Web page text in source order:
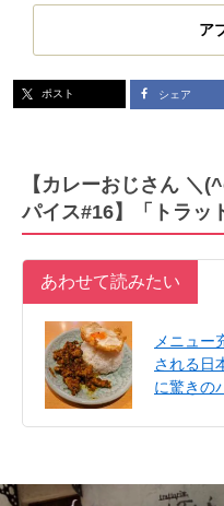
ア
ポスト シェア
【カレーおじさん ＼
パイス#16】「トラッ
あわせて読みたい
メニュー
される日
に驚きの